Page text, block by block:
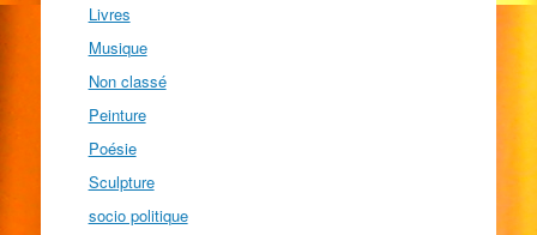
Livres
Musique
Non classé
Peinture
Poésie
Sculpture
socio politique